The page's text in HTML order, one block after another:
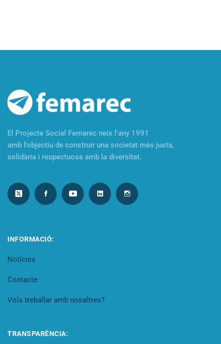
El Projecte Social Femarec neix l'any 1991
amb l'objectiu de construir una societat més justa,
solidària i respectuosa amb la diversitat.
INFORMACIÓ:
Notícies
Contacte
Vols treballar amb nosaltres?
TRANSPARÈNCIA: